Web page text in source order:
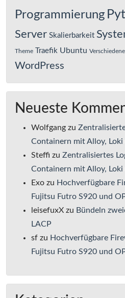
Programmierung
Server Skalierbarkeit
Theme Traefik Ubuntu
WordPress
Neueste
Wolfgang zu
Containern mit Alloy, Loki
Steffi zu Zentralisiertes
Containern mit Alloy, Loki
Exo zu Hochverfügbare
Fujitsu Futro S920 und
leisefuxX zu Bündeln
LACP
sf zu Hochverfügbare
Fujitsu Futro S920 und